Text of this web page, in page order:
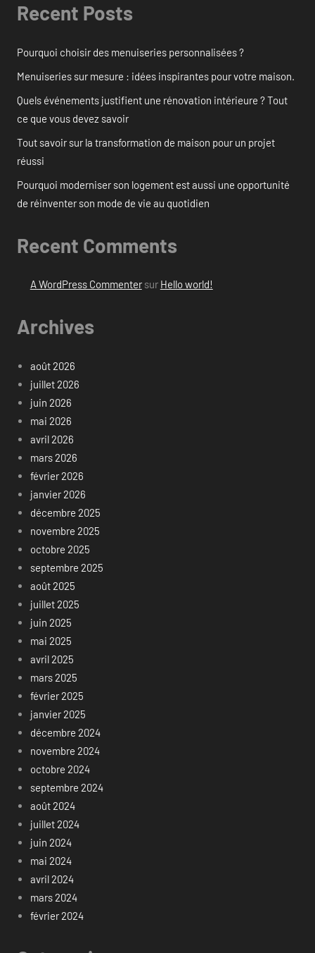
Recent Posts
Pourquoi choisir des menuiseries personnalisées ?
Menuiseries sur mesure : idées inspirantes pour votre maison.
Quels événements justifient une rénovation intérieure ? Tout
ce que vous devez savoir
Tout savoir sur la transformation de maison pour un projet
réussi
Pourquoi moderniser son logement est aussi une opportunité
de réinventer son mode de vie au quotidien
Recent Comments
A WordPress Commentersur Hello world!
Archives
août 2026
juillet 2026
juin 2026
mai 2026
avril 2026
mars 2026
février 2026
janvier 2026
décembre 2025
novembre 2025
octobre 2025
septembre 2025
août 2025
juillet 2025
juin 2025
mai 2025
avril 2025
mars 2025
février 2025
janvier 2025
décembre 2024
novembre 2024
octobre 2024
septembre 2024
août 2024
juillet 2024
juin 2024
mai 2024
avril 2024
mars 2024
février 2024